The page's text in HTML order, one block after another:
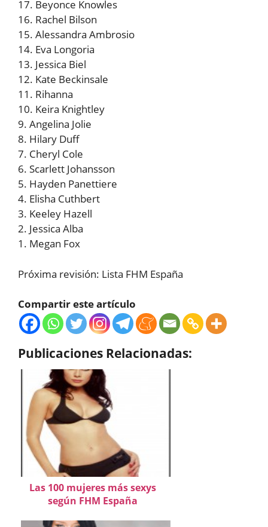
17. Beyonce Knowles
16. Rachel Bilson
15. Alessandra Ambrosio
14. Eva Longoria
13. Jessica Biel
12. Kate Beckinsale
11. Rihanna
10. Keira Knightley
9. Angelina Jolie
8. Hilary Duff
7. Cheryl Cole
6. Scarlett Johansson
5. Hayden Panettiere
4. Elisha Cuthbert
3. Keeley Hazell
2. Jessica Alba
1. Megan Fox
Próxima revisión: Lista FHM España
Compartir este artículo
Publicaciones Relacionadas:
Las 100 mujeres más sexys
según FHM España